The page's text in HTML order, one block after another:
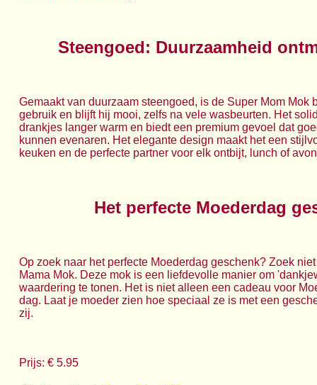
Steengoed: Duurzaamheid
Gemaakt van duurzaam steengoed, is de Super Mom Mok
gebruik en blijft hij mooi, zelfs na vele wasbeurten. Het
drankjes langer warm en biedt een premium gevoel dat
kunnen evenaren. Het elegante design maakt het een
keuken en de perfecte partner voor elk ontbijt, lunch of
Het perfecte Moederdag
Op zoek naar het perfecte Moederdag geschenk? Zoek
Mama Mok. Deze mok is een liefdevolle manier om
waardering te tonen. Het is niet alleen een cadeau voor
dag. Laat je moeder zien hoe speciaal ze is met een
zij.
Prijs: € 5.95